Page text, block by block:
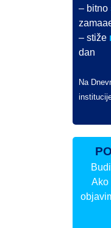
– bitno
– stiže
dan
Na
Ako